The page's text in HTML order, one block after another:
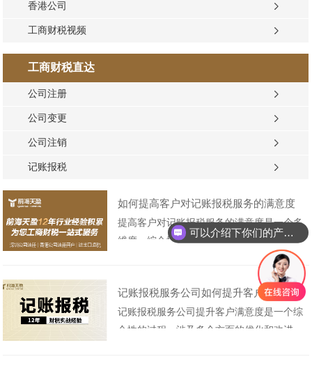
香港公司
工商财税视频
工商财税直达
公司注册
公司变更
公司注销
记账报税
如何提高客户对记账报税服务的满意度
提高客户对记账报税服务的满意度是一个多
维度、综合性的任务，需要从服务质量、沟
通效率、个性化服务、财税专业能力等多个
方面入手。以下是前海天盈小编罗列的一些
具体的策略：1. 优化服务质量与效率： 引
入先进的财务软件和工具，提高记账报税的
自动化水平和准确性，减少......
记账报税服务公司如何提升客户满意度
记账报税服务公司提升客户满意度是一个综
合性的过程，涉及多个方面的优化和改进。
可以介绍下你们的产品么